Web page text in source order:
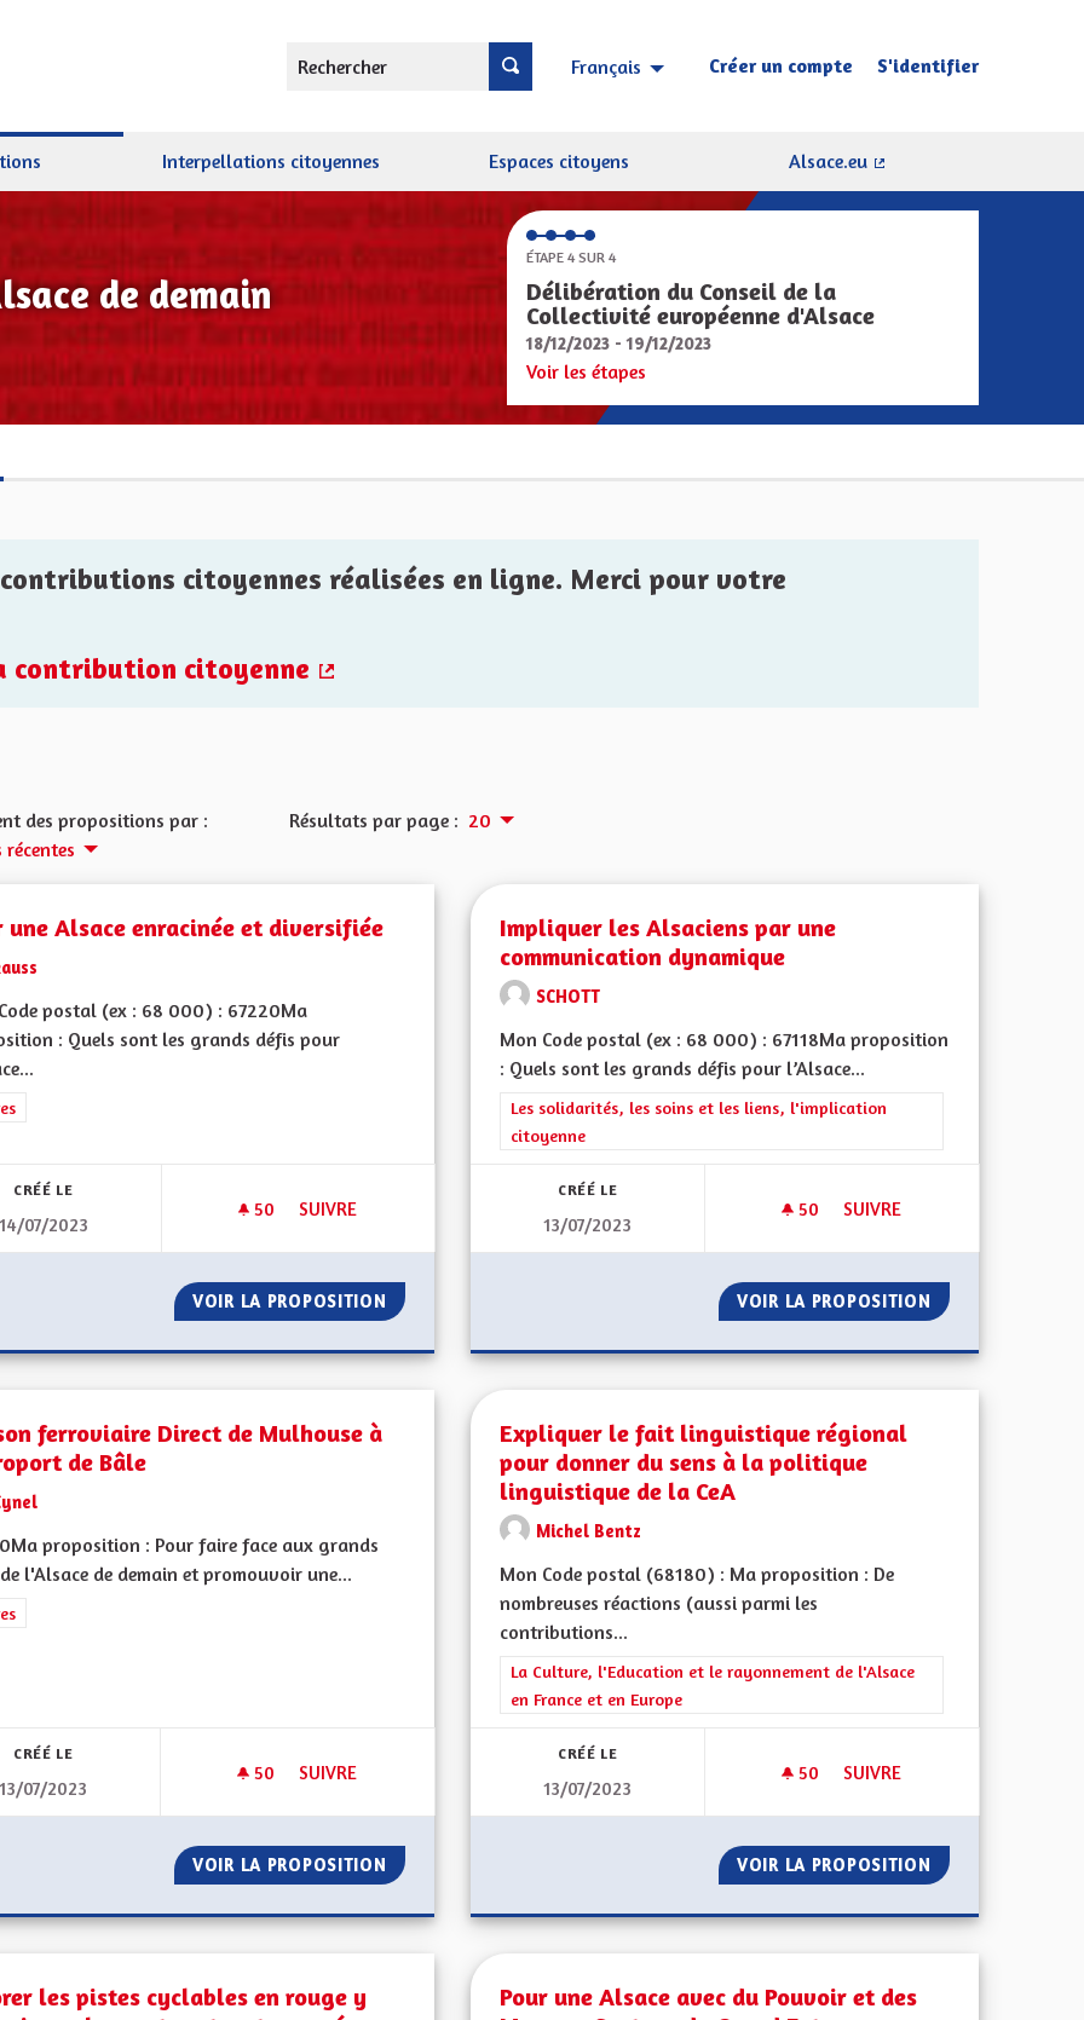
Rechercher Français Choisir la langue Sprache wählen
Créer un compte S'identifier
Interpellations citoyennes Espaces citoyens
Alsace.eu
de demain
ÉTAPE 4 SUR 4
Délibération du Conseil de la
Collectivité européenne d'Alsace
18/12/2023 - 19/12/2023
Voir les étapes
citoyennes réalisées en ligne. Merci pour votre
contribution citoyenne
des propositions par :
récentes
Résultats par page : 20
une Alsace enracinée et diversifiée
postal (ex : 68 000) : 67220Ma
: Quels sont les grands défis pour
les résultats de la catégorie : Autres
CRÉÉ LE
14/07/2023
50 50 ABONNÉS
SUIVRE
POUR UNE ALSACE ENRACINÉE ET DIVERSIFIÉE
VOIR LA PROPOSITION POUR UNE ALSACE ENRACINÉE ET DIVERSIFIÉE
Impliquer les Alsaciens par une
communication dynamique
SCHOTT
Mon Code postal (ex : 68 000) : 67118Ma proposition
: Quels sont les grands défis pour l’Alsace...
Filtrer les résultats de la catégorie : Les solidarités, les soins et les liens,
Les solidarités, les soins et les liens, l'implication
citoyenne
CRÉÉ LE
13/07/2023
50 50 ABONNÉS
SUIVRE
VOIR LA PROPOSITION IMPLIQUER LES
ferroviaire Direct de Mulhouse à
de Bâle
proposition : Pour faire face aux grands
l'Alsace de demain et promouvoir une...
les résultats de la catégorie : Autres
CRÉÉ LE
13/07/2023
50 50 ABONNÉS
SUIVRE
LIAISON FERROVIAIRE DIRECT DE MULHOUSE À L'AÉROPORT DE BÂLE
VOIR LA PROPOSITION LIAISON FERROVIAIRE DIRECT DE MULHOUSE À L'AÉROPORT DE BÂLE
Expliquer le fait linguistique régional
pour donner du sens à la politique
linguistique de la CeA
Michel Bentz
Mon Code postal (68180) : Ma proposition : De
nombreuses réactions (aussi parmi les
contributions...
Filtrer les résultats de la catégorie : La Culture, l'Education et le
La Culture, l'Education et le rayonnement de l'Alsace
en France et en Europe
CRÉÉ LE
13/07/2023
50 50 ABONNÉS
SUIVRE
VOIR LA PROPOSITION EXPLIQUER LE
les pistes cyclables en rouge y
Pour une Alsace avec du Pouvoir et des